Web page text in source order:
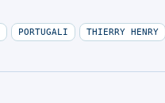
PORTUGALI THIERRY HENRY